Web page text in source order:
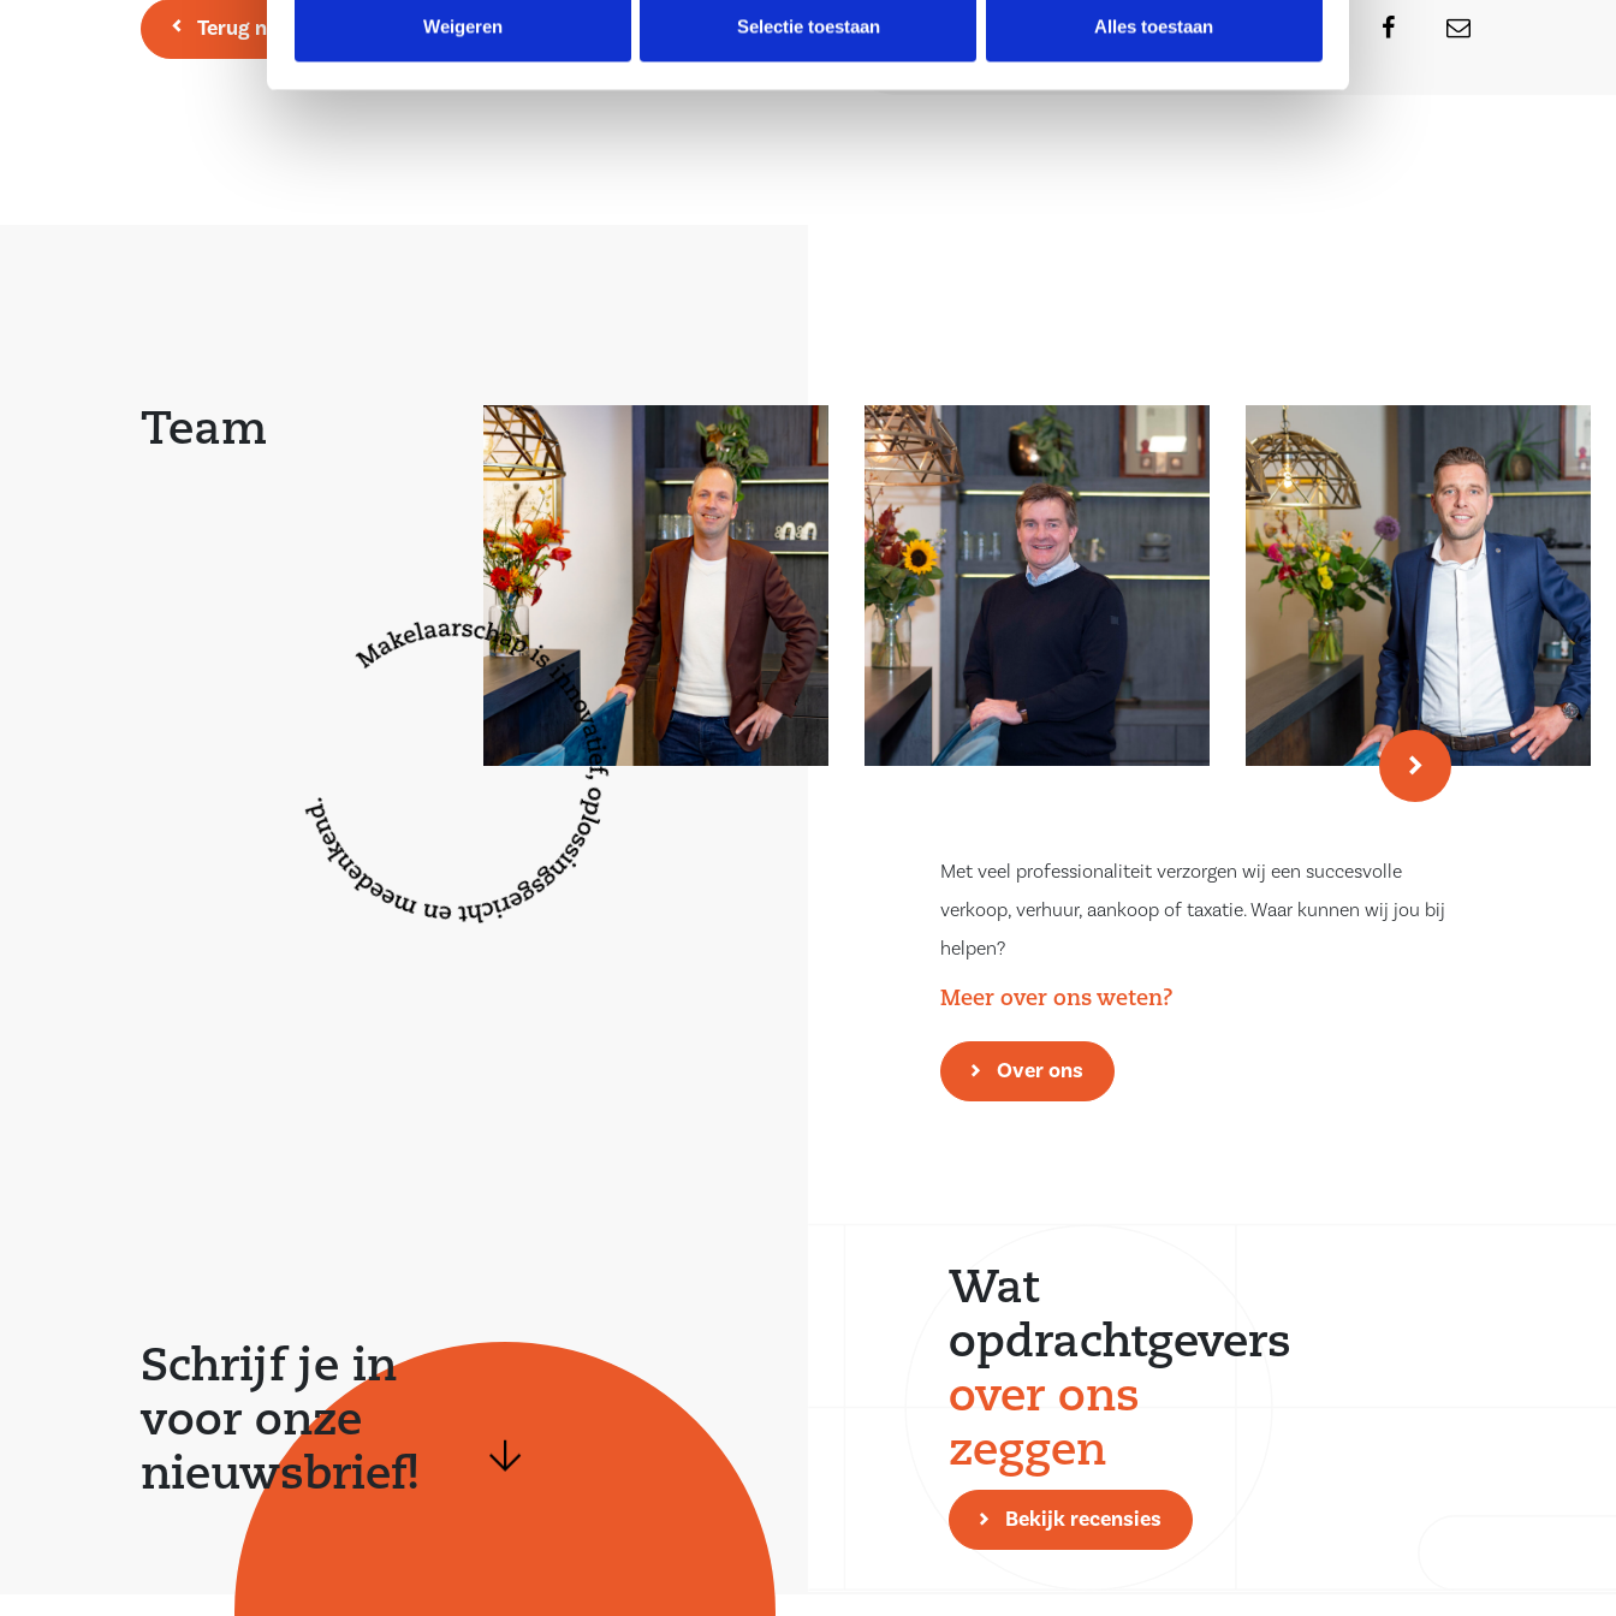
Weigeren Selectie toestaan Alles toestaan
biedt de verdieping mogelijkheden voor het creëren van
meerdere slaapkamers.
Bijzonderheden:
– Ruime eengezinswoning, gelegen aan de dijk bij het
– Vloerverwarming begane grond en eerste verdieping
– Mogelijkheid voor het creëren van een 2e badkamer op de 2e
– Aantrekkelijke en kindvriendelijke woonwijk
– Eigen parkeerplaats aan de zijkant van de straat
– Vele voorzieningen in de nabijheid
Heeft u interesse om deze woning vrijblijvend te bezichtigen?
Wij nodigen u van harte uit om op uw gemak eens rond te
Terug naar overzicht
Team
Met veel professionaliteit verzorgen wij een succesvolle
verkoop, verhuur, aankoop of taxatie. Waar kunnen wij jou bij
helpen?
Meer over ons weten?
Over ons
Schrijf je in
voor onze
nieuwsbrief!
Wat
opdrachtgevers
over ons
zeggen
Bekijk recensies